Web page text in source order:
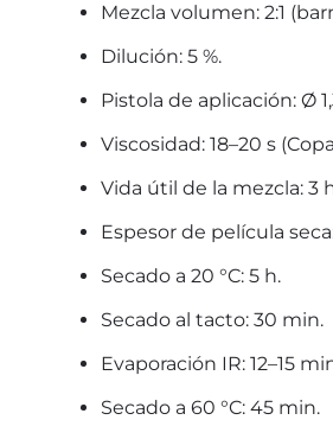
Mezcla volumen: 2:1
Dilución: 5 %.
Pistola de aplicación: Ø
Viscosidad: 18–20 s
Vida útil de la mezcla: 3
Espesor de película
Secado a 20 °C: 5 h.
Secado al tacto: 30 min.
Evaporación IR: 12–15
Secado a 60 °C: 45 min.